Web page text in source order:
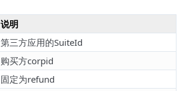
说明
第三方应用的SuiteId
购买方corpid
固定为refund